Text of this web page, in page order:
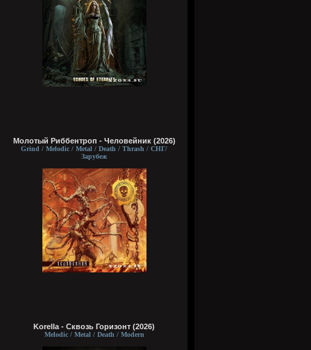
Молотый Риббентроп - Человейник (2026)
Grind / Melodic / Metal / Death / Thrash / СНГ/
Зарубеж
Korella - Сквозь Горизонт (2026)
Melodic / Metal / Death / Modern